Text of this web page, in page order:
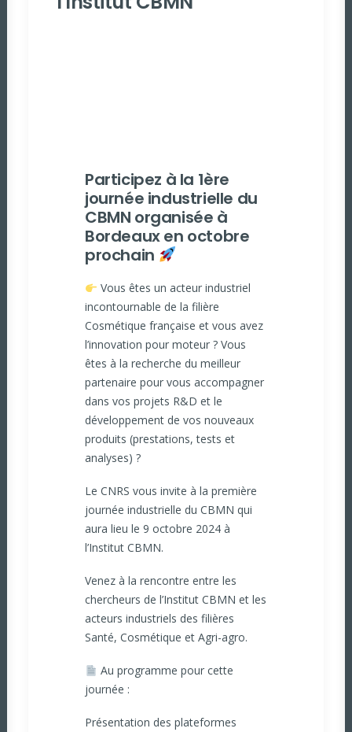
Participez à la 1ère
journée industrielle du
CBMN organisée à
Bordeaux en octobre
prochain
Vous êtes un acteur industriel
incontournable de la filière
Cosmétique française et vous avez
l’innovation pour moteur ? Vous
êtes à la recherche du meilleur
partenaire pour vous accompagner
dans vos projets R&D et le
développement de vos nouveaux
produits (prestations, tests et
analyses) ?
Le CNRS vous invite à la première
journée industrielle du CBMN qui
aura lieu le 9 octobre 2024 à
l’Institut CBMN.
Venez à la rencontre entre les
chercheurs de l’Institut CBMN et les
acteurs industriels des filières
Santé, Cosmétique et Agri-agro.
Au programme pour cette
journée :
Présentation des plateformes